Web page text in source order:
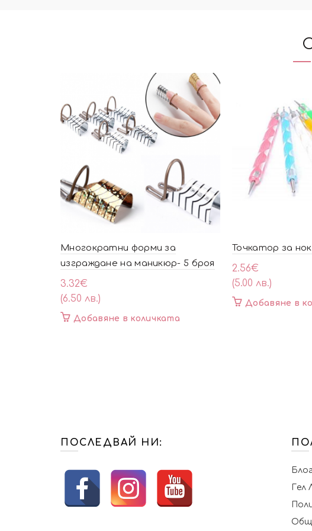
Многократни форми за
изграждане на маникюр- 5 броя
3.32€
(6.50 лв.)
Добавяне в количката
Точкатор за
2.56€
(5.00 лв.)
Добавяне в
ПОСЛЕДВАЙ НИ:
Блог
Гел